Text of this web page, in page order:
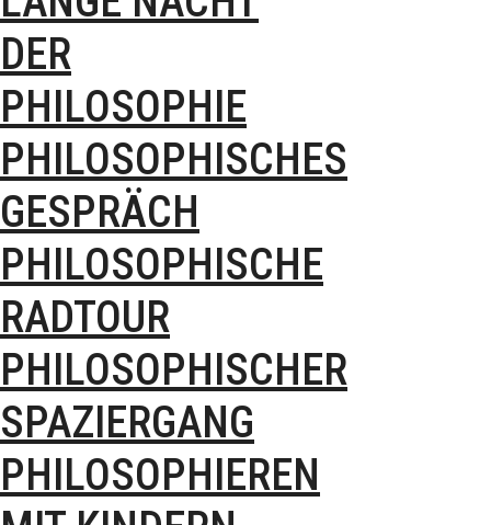
DER
PHILOSOPHIE
PHILOSOPHISCHES
GESPRÄCH
PHILOSOPHISCHE
RADTOUR
PHILOSOPHISCHER
SPAZIERGANG
PHILOSOPHIEREN